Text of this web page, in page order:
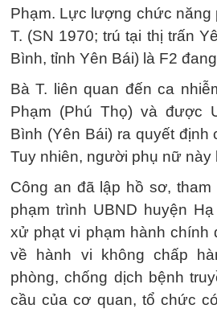
Phạm. Lực lượng chức năng
T. (SN 1970; trú tại thị trấn
Bình, tỉnh Yên Bái) là F2
Bà T. liên quan đến ca
Phạm (Phú Thọ) và được
Bình (Yên Bái) ra quyết định
Tuy nhiên, người phụ nữ này
Công an đã lập hồ sơ,
phạm trình UBND huyện
xử phạt vi phạm hành chính
về hành vi không chấp
phòng, chống dịch bệnh
cầu của cơ quan, tổ chức